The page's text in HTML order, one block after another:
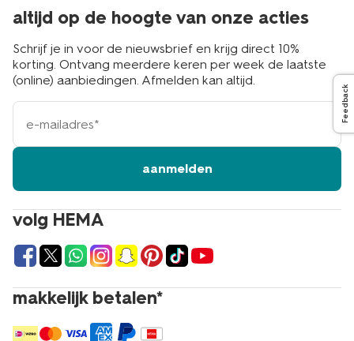
volg HEMA
makkelijk betalen*
altijd op de hoogte van onze acties
Schrijf je in voor de nieuwsbrief en krijg direct 10%
korting. Ontvang meerdere keren per week de laatste
(online) aanbiedingen. Afmelden kan altijd.
e-
mailadres
aanmelden
Feedback